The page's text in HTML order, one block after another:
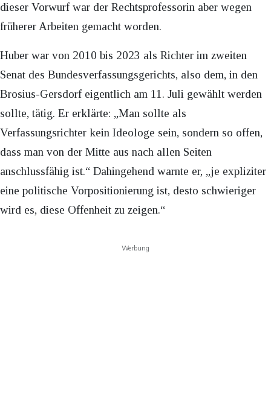
dieser Vorwurf war der Rechtsprofessorin aber wegen
früherer Arbeiten gemacht worden.
Huber war von 2010 bis 2023 als Richter im zweiten
Senat des Bundesverfassungsgerichts, also dem, in den
Brosius-Gersdorf eigentlich am 11. Juli gewählt werden
sollte, tätig. Er erklärte: „Man sollte als
Verfassungsrichter kein Ideologe sein, sondern so offen,
dass man von der Mitte aus nach allen Seiten
anschlussfähig ist.“ Dahingehend warnte er, „je expliziter
eine politische Vorpositionierung ist, desto schwieriger
wird es, diese Offenheit zu zeigen.“
Werbung